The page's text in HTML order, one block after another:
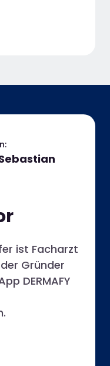
ist Facharzt
Gründer
DERMAFY